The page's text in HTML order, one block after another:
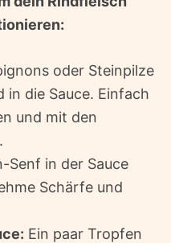
oder Steinpilze
in die Sauce. Einfach
und mit den
Senf in der Sauce
Schärfe und
Ein paar Tropfen